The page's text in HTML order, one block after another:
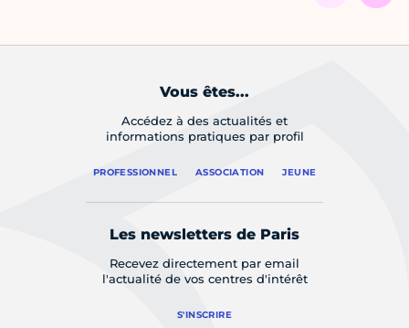
Vous êtes...
Accédez à des actualités et
informations pratiques par profil
PROFESSIONNEL ASSOCIATION JEUNE
Les newsletters de Paris
Recevez directement par email
l'actualité de vos centres d'intérêt
S'INSCRIRE